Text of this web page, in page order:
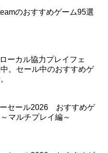
のおすすめゲーム95選
ーカル協力プレイフェ
。セール中のおすすめゲ
セール2026 おすすめゲ
マルチプレイ編～